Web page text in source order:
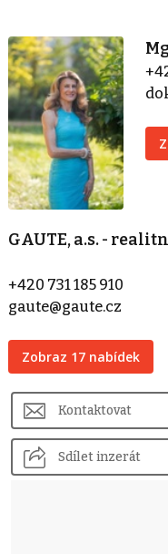
GAUTE, a.s. -
+420 731 185 910
gaute@gaute.cz
Zobraz 17 nabídek
Kontaktovat
Sdílet inzerát